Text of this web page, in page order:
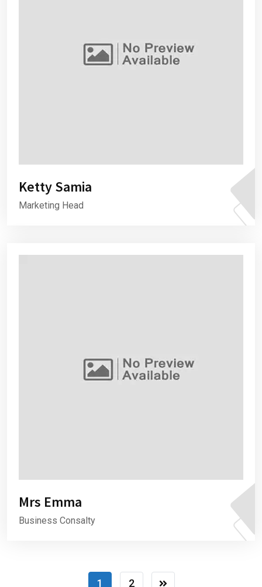
Ketty Samia
Marketing Head
Mrs Emma
Business Consalty
1 2